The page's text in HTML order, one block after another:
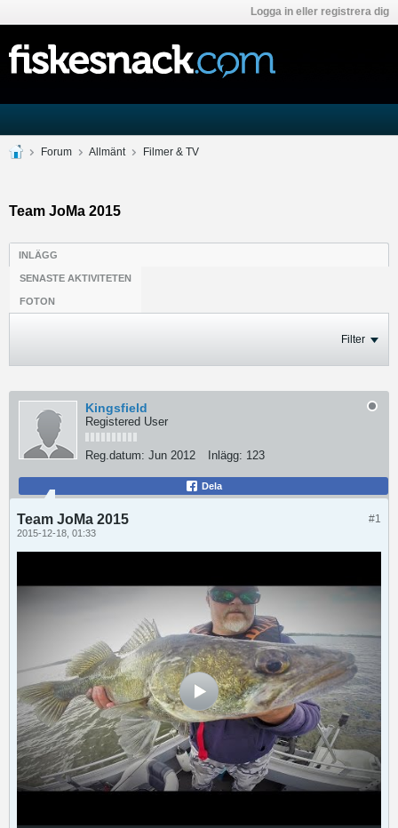
Logga in eller registrera dig
Forum Allmänt Filmer & TV
Team JoMa 2015
INLÄGG
SENASTE AKTIVITETEN
FOTON
Filter
Kingsfield
Registered User
Reg.datum: Jun 2012 Inlägg: 123
Dela
#1
Team JoMa 2015
2015-12-18, 01:33